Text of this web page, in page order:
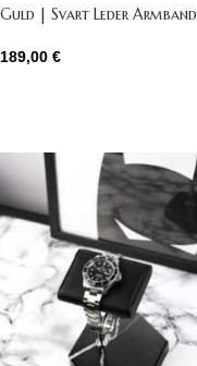
Guld | Svart Leder Armband
189,00 €